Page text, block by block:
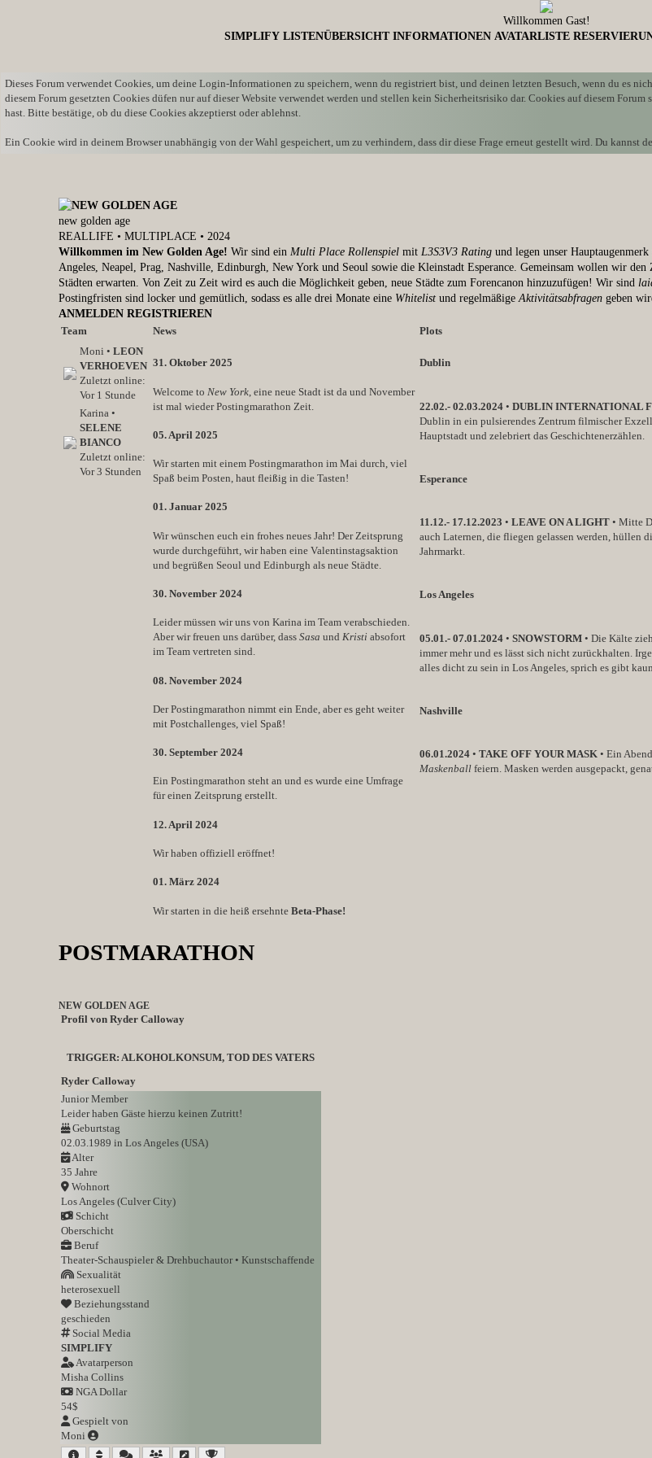
Willkommen Gast!
SIMPLIFY LISTENÜBERSICHT INFORMATIONEN AVATARLISTE
Dieses Forum verwendet Cookies, um deine Login-Informationen zu speichern, wenn du registriert bist, und deinen letzten Besuch, wenn du es
diesem Forum gesetzten Cookies düfen nur auf dieser Website verwendet werden und stellen kein Sicherheitsrisiko dar. Cookies auf diesem
hast. Bitte bestätige, ob du diese Cookies akzeptierst oder ablehnst.
Ein Cookie wird in deinem Browser unabhängig von der Wahl gespeichert, um zu verhindern, dass dir diese Frage erneut gestellt wird. Du
new golden age
REALLIFE • MULTIPLACE • 2024
Willkommen im New Golden Age! Wir sind ein Multi Place Rollenspiel mit L3S3V3 Rating und legen unser
Angeles, Neapel, Prag, Nashville, Edinburgh, New York und Seoul sowie die Kleinstadt Esperance. Gemeinsam wollen wir
Städten erwarten. Von Zeit zu Zeit wird es auch die Möglichkeit geben, neue Städte zum Forencanon hinzuzufügen! Wir sind
Postingfristen sind locker und gemütlich, sodass es alle drei Monate eine Whitelist und regelmäßigeAktivitätsabfragen geben
ANMELDEN REGISTRIEREN
Team
News
Plots
Moni • LEON
VERHOEVEN
Zuletzt online:
Vor 1 Stunde
Karina •
SELENE
BIANCO
Zuletzt online:
Vor 3 Stunden
31. Oktober 2025
Welcome to New York , eine neue Stadt ist da und November
ist mal wieder Postingmarathon Zeit.
05. April 2025
Wir starten mit einem Postingmarathon im Mai durch, viel
Spaß beim Posten, haut fleißig in die Tasten!
01. Januar 2025
Wir wünschen euch ein frohes neues Jahr! Der Zeitsprung
wurde durchgeführt, wir haben eine Valentinstagsaktion
und begrüßen Seoul und Edinburgh als neue Städte.
30. November 2024
Leider müssen wir uns von Karina im Team verabschieden.
Aber wir freuen uns darüber, dass Sasa und Kristi absofort
im Team vertreten sind.
08. November 2024
Der Postingmarathon nimmt ein Ende, aber es geht weiter
mit Postchallenges, viel Spaß!
30. September 2024
Ein Postingmarathon steht an und es wurde eine Umfrage
für einen Zeitsprung erstellt.
12. April 2024
Wir haben offiziell eröffnet!
01. März 2024
Wir starten in die heiß ersehnte Beta-Phase!
Dublin
22.02.- 02.03.2024 • DUBLIN INTERNATIONAL
Dublin in ein pulsierendes Zentrum filmischer
Hauptstadt und zelebriert das Geschichtenerzählen.
Esperance
11.12.- 17.12.2023 • LEAVE ON A LIGHT • Mitte
auch Laternen, die fliegen gelassen werden, hüllen
Jahrmarkt.
Los Angeles
05.01.- 07.01.2024 • SNOWSTORM • Die Kälte
immer mehr und es lässt sich nicht zurückhalten.
alles dicht zu sein in Los Angeles, sprich es gibt
Nashville
06.01.2024 • TAKE OFF YOUR MASK • Ein
Maskenball feiern. Masken werden ausgepackt,
POSTMARATHON
NEW GOLDEN AGE
Profil von Ryder Calloway
TRIGGER: ALKOHOLKONSUM, TOD DES VATERS
Ryder Calloway
Junior Member
Leider haben Gäste hierzu keinen Zutritt!
Geburtstag
02.03.1989 in Los Angeles (USA)
Alter
35 Jahre
Wohnort
Los Angeles (Culver City)
Schicht
Oberschicht
Beruf
Theater-Schauspieler & Drehbuchautor • Kunstschaffende
Sexualität
heterosexuell
Beziehungsstand
geschieden
Social Media
SIMPLIFY
Avatarperson
Misha Collins
NGA Dollar
54$
Gespielt von
Moni